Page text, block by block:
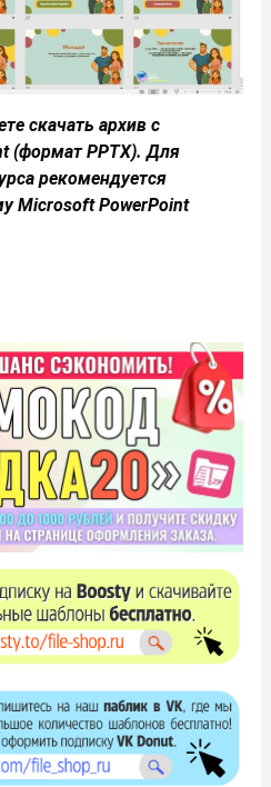
скачать архив с
(формат PPTX). Для
рекомендуется
Microsoft PowerPoint